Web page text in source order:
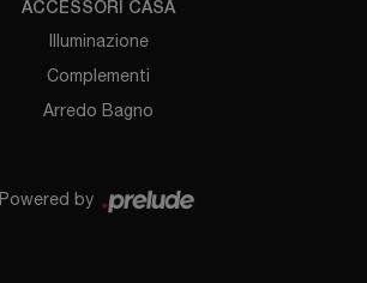
ACCESSORI CASA
Illuminazione
Complementi
Arredo Bagno
Powered by